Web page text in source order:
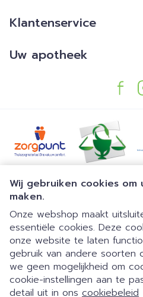
Wij gebruiken cookies
maken.
Onze webshop maakt
essentiële cookies. Deze
onze website te laten
gebruik van andere soorten
we geen mogelijkheid om
cookie-instellingen aan te
detail uit in ons cookiebeleid
1 van 1
Gemakkelijk
Klantenservice
Uw apotheek
Juridische links